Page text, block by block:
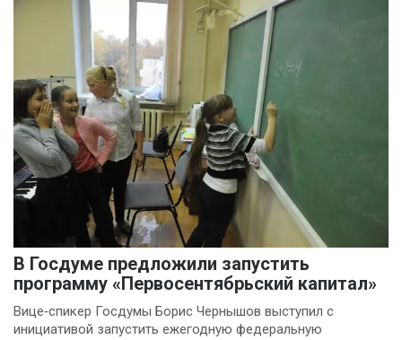
В Госдуме предложили запустить
программу «Первосентябрьский капитал»
Вице‑спикер Госдумы Борис Чернышов выступил с
инициативой запустить ежегодную федеральную